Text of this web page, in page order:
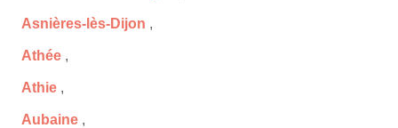
Asnières-lès-Dijon ,
Athée ,
Athie ,
Aubaine ,